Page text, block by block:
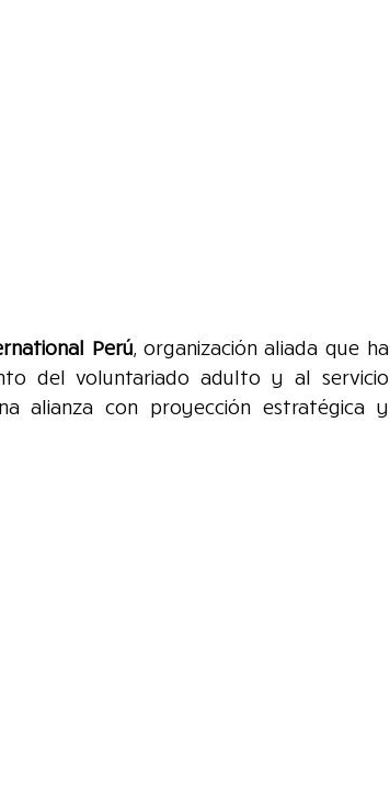
Perú, organización aliada que ha
del voluntariado adulto y al servicio
alianza con proyección estratégica y